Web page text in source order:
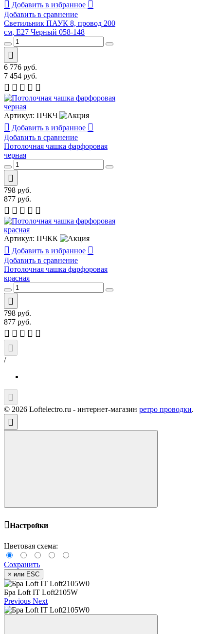
Добавить в избранное
Добавить в сравнение
Светильник ПАУК 8, провод 200
см, E27 Черный 058-148
6 776 руб.
7 454 руб.
Артикул: ПЧКЧ
Добавить в избранное
Добавить в сравнение
Потолочная чашка фарфоровая
черная
798 руб.
877 руб.
Артикул: ПЧКК
Добавить в избранное
Добавить в сравнение
Потолочная чашка фарфоровая
красная
798 руб.
877 руб.
/
© 2026 Loftelectro.ru - интернет-магазин ретро проводки.
Настройки
Цветовая схема:
Сохранить
× или ESC
Бра Loft IT Loft2105W
Previous Next